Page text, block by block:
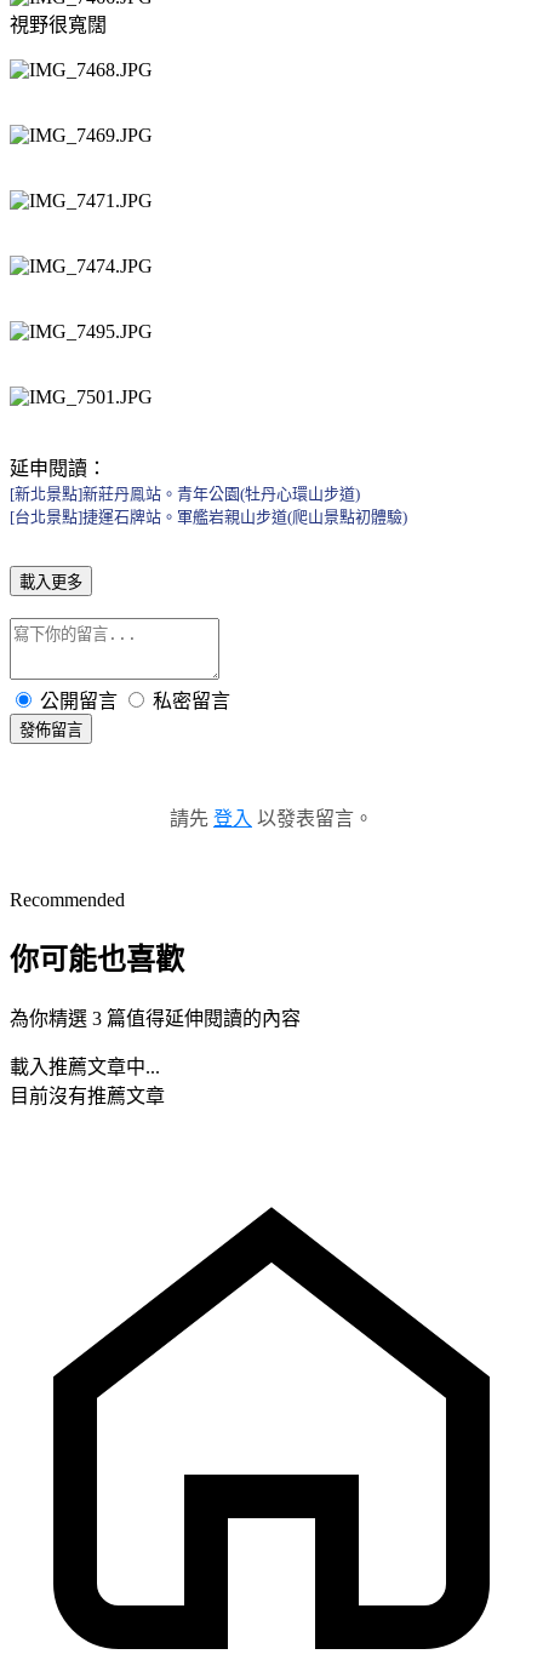
視野很寬闊
延申閱讀：
[新北景點]新莊丹鳯站。青年公園(牡丹心環山步道)
[台北景點]捷運石牌站。軍艦岩親山步道(爬山景點初體驗)
載入更多
公開留言 私密留言
發佈留言
請先 登入 以發表留言。
Recommended
你可能也喜歡
為你精選 3 篇值得延伸閱讀的內容
載入推薦文章中...
目前沒有推薦文章